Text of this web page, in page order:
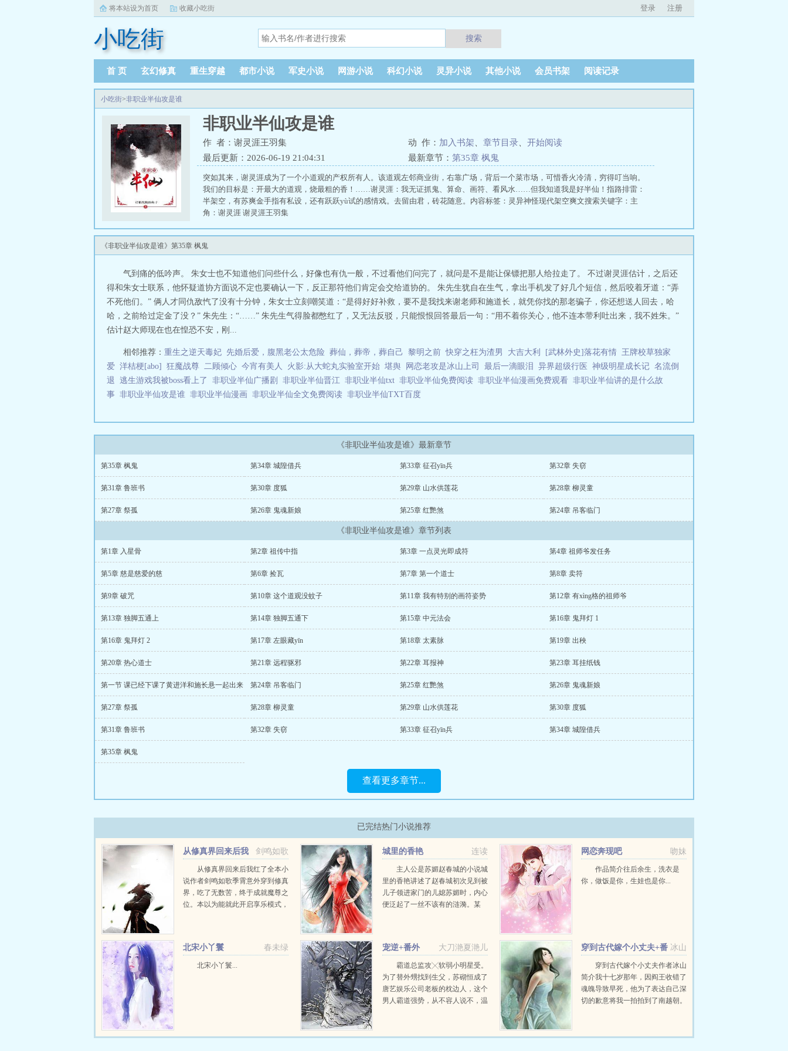
将本站设为首页 收藏小吃街 登录 注册
小吃街 搜索
首 页 玄幻修真 重生穿越 都市小说 军史小说 网游小说 科幻小说 灵异小说 其他小说 会员书架 阅读记录
小吃街>非职业半仙攻是谁
非职业半仙攻是谁
作 者：谢灵涯王羽集 动 作： 加入书架 章节目录
开始阅读
最后更新：2026-06-19 21:04:31
最新章节： 第35章 枫鬼
突如其来，谢灵涯成为了一个小道观的产权所有人。该道观左邻商业街，右靠广场，背后一个菜市场，可惜香火冷清，穷得叮当响。
我们的目标是：开最大的道观，烧最粗的香！……谢灵涯：我无证抓鬼、算命、画符、看风水……但我知道我是好半仙！指路排雷：
半架空，有苏爽金手指有私设，还有跃跃yù试的感情戏。去留由君，砖花随意。内容标签：灵异神怪现代架空爽文搜索关键字：主
角：谢灵涯 谢灵涯王羽集
《非职业半仙攻是谁》第35章 枫鬼
气到痛的低吟声。 朱女士也不知道他们问些什么，好像也有仇一般，不过看他们问完了，就问是不是能让保镖把那人给拉走了。 不过谢灵涯估计，之后还
得和朱女士联系，他怀疑道协方面说不定也要确认一下，反正那符他们肯定会交给道协的。 朱先生犹自在生气，拿出手机发了好几个短信，然后咬着牙道：“弄
不死他们。” 俩人才同仇敌忾了没有十分钟，朱女士立刻嘲笑道：“是得好好补救，要不是我找来谢老师和施道长，就凭你找的那老骗子，你还想送人回去，哈
哈，之前给过定金了没？” 朱先生：“……” 朱先生气得脸都憋红了，又无法反驳，只能恨恨回答最后一句：“用不着你关心，他不连本带利吐出来，我不姓朱。”
估计赵大师现在也在惶恐不安，刚...
相邻推荐： 重生之逆天毒妃 先婚后爱，腹黑老公太危险 葬仙，葬帝，葬自己 黎明之前 快穿之枉为渣男 大吉大利 [武林外史]落花有情 王牌校草独家
爱 洋桔梗[abo] 狂魔战尊 二顾倾心 今宵有美人 火影:从大蛇丸实验室开始 堪舆 网恋老攻是冰山上司 最后一滴眼泪 异界超级行医 神级明星成长记 名流倒
退 逃生游戏我被boss看上了 非职业半仙广播剧 非职业半仙晋江 非职业半仙txt 非职业半仙免费阅读 非职业半仙漫画免费观看 非职业半仙讲的是什么故
事 非职业半仙攻是谁 非职业半仙漫画 非职业半仙全文免费阅读 非职业半仙TXT百度
《非职业半仙攻是谁》最新章节
第35章 枫鬼 第34章 城隍借兵 第33章 征召yīn兵 第32章 失窃
第31章 鲁班书 第30章 度狐 第29章 山水供莲花 第28章 柳灵童
第27章 祭孤 第26章 鬼魂新娘 第25章 红艷煞 第24章 吊客临门
《非职业半仙攻是谁》章节列表
第1章 入星骨 第2章 祖传中指 第3章 一点灵光即成符 第4章 祖师爷发任务
第5章 慈是慈爱的慈 第6章 捡瓦 第7章 第一个道士 第8章 卖符
第9章 破咒 第10章 这个道观没蚊子 第11章 我有特别的画符姿势 第12章 有xìng格的祖师爷
第13章 独脚五通上 第14章 独脚五通下 第15章 中元法会 第16章 鬼拜灯 1
第16章 鬼拜灯 2 第17章 左眼藏yīn 第18章 太素脉 第19章 出秧
第20章 热心道士 第21章 远程驱邪 第22章 耳报神 第23章 耳挂纸钱
第一节 课已经下课了黄进洋和施长悬一起出来 第24章 吊客临门 第25章 红艷煞 第26章 鬼魂新娘
第27章 祭孤 第28章 柳灵童 第29章 山水供莲花 第30章 度狐
第31章 鲁班书 第32章 失窃 第33章 征召yīn兵 第34章 城隍借兵
第35章 枫鬼
查看更多章节...
已完结热门小说推荐
剑鸣如歌
从修真界回来后我
红了从修真界回来后我红了全本小
说作者剑鸣如歌季霄意外穿到修真
界，吃了无数苦，终于成就魔尊之
位。本以为能就此开启享乐模式，
连读
城里的香艳
主人公是苏媚赵春城的小说城
里的香艳讲述了赵春城初次见到被
儿子领进家门的儿媳苏媚时，内心
便泛起了一丝不该有的涟漪。某
起了衣衫。这一幕，仿佛...
吻妹
网恋奔现吧
作品简介往后余生，洗衣是
你，做饭是你，生娃也是你...
春未绿
北宋小丫鬟
北宋小丫鬟...
大刀滟夏滟儿
宠逆+番外
霸道总监攻╳软弱小明星受。
为了替外甥找到生父，苏砌恒成了
唐艺娱乐公司老板的枕边人，这个
男人霸道强势，从不容人说不，温
情。有的仅仅是名为爱情的错觉，
冰山
穿到古代嫁个小丈夫+番
穿到古代嫁个小丈夫作者冰山
简介我十七岁那年，因阎王收错了
魂魄导致早死，他为了表达自己深
切的歉意将我一拍拍到了南越朝。
原则，遇到了风流俊才子，接着我